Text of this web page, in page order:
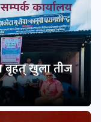
बृहत् खुला तीज